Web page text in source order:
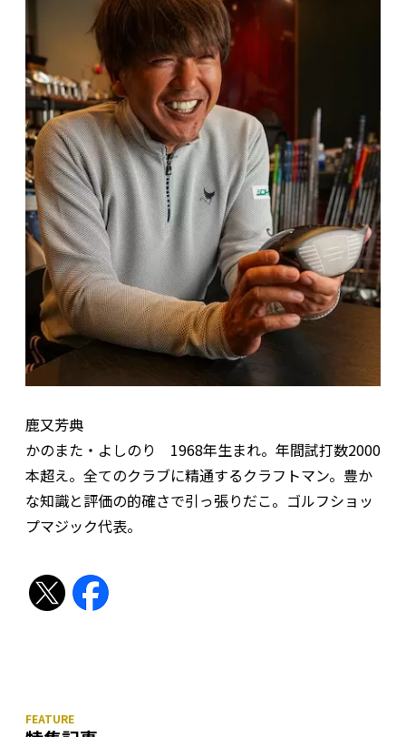
鹿又芳典
かのまた・よしのり 1968年生まれ。年間試打数2000
本超え。全てのクラブに精通するクラフトマン。豊か
な知識と評価の的確さで引っ張りだこ。ゴルフショッ
プマジック代表。